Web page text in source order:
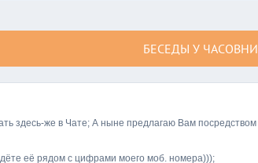
БЕСЕДЫ У ЧАСОВНИ